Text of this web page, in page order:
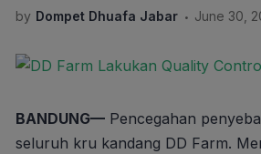
by Dompet Dhuafa Jabar . June 30,
BANDUNG— Pencegahan
seluruh kru kandang DD Farm.